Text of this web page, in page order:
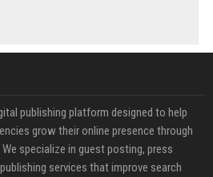
publishing platform designed to help
grow their online presence through
specialize in guest posting, press
services that improve search